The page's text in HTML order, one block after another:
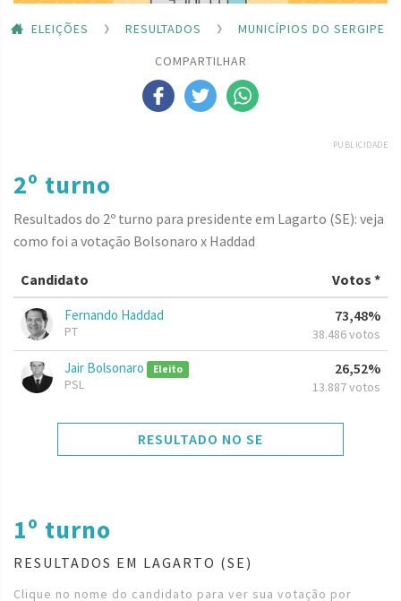
ELEIÇÕES RESULTADOS
MUNICÍPIOS DO SERGIPE
COMPARTILHAR
PUBLICIDADE
2º turno
Resultados do 2º turno para presidente em Lagarto (SE): veja
como foi a votação Bolsonaro x Haddad
Candidato Votos *
Fernando Haddad
PT
73,48%
38.486 votos
Jair Bolsonaro Eleito
PSL
26,52%
13.887 votos
RESULTADO NO SE
1º turno
RESULTADOS EM LAGARTO (SE)
Clique no nome do candidato para ver sua votação por